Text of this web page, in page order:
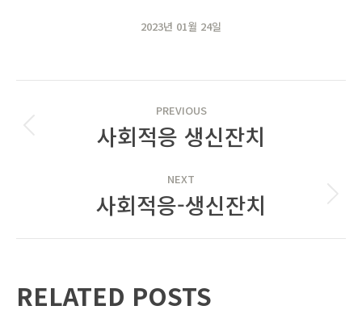
2023년 01월 24일
NAVIGATION
PREVIOUS
Previous
사회적응 생신잔치
NEXT
Next
사회적응-생신잔치
RELATED POSTS